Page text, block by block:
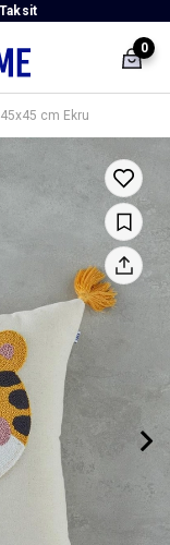
0
cm Ekru